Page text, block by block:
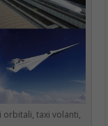
in parecchi dopo
un servizio che
. In realtà non è
Google per coloro
Drive, ma a